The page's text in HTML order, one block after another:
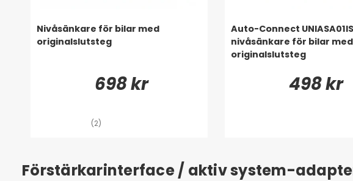
Nivåsänkare för bilar med
originalslutsteg
698 kr
(2)
Auto-Connect
nivåsänkare för bilar med
originalslutsteg
498 kr
Förstärkarinterface / aktiv system-